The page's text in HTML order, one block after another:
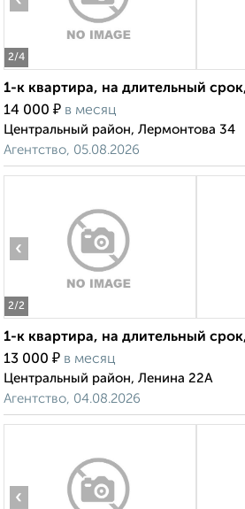
2/4
1-к квартира, на длительный
14 000 ₽ в месяц
Центральный район, Лермонтова 34
Агентство, 05.08.2026
2/2
‹
1-к квартира, на длительный
13 000 ₽ в месяц
Центральный район, Ленина 22А
Агентство, 04.08.2026
‹